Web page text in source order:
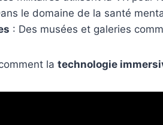
le domaine de la santé
: Des musées et galeries
la technologie